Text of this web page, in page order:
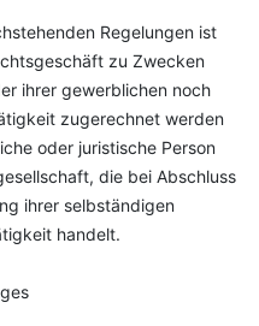
Regelungen ist
zu Zwecken
ihrer gewerblichen noch
zugerechnet werden
oder juristische Person
die bei Abschluss
ihrer selbständigen
handelt.